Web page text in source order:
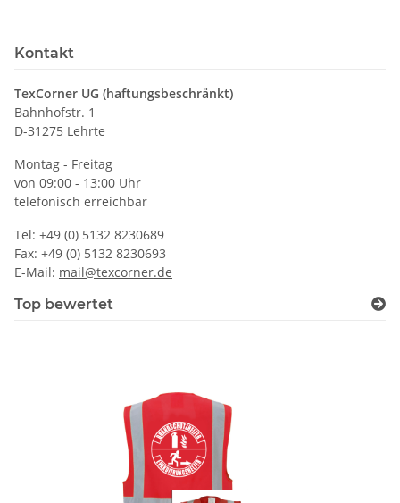
Kontakt
TexCorner UG (haftungsbeschränkt)
Bahnhofstr. 1
D-31275 Lehrte
Montag - Freitag
von 09:00 - 13:00 Uhr
telefonisch erreichbar
Tel: +49 (0) 5132 8230689
Fax: +49 (0) 5132 8230693
E-Mail: mail@texcorner.de
Top bewertet